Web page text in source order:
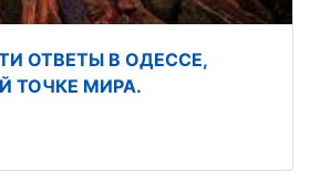
ОТВЕТЫ В ОДЕССЕ,
ТОЧКЕ МИРА.